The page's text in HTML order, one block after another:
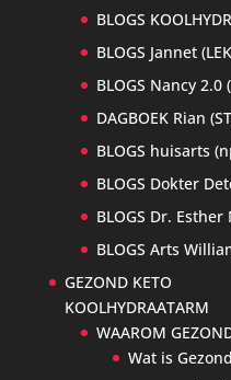
BLOGS
BLOGS Jannet
BLOGS Nancy 2.0
DAGBOEK Rian
BLOGS huisarts
BLOGS Dokter
BLOGS Dr.
BLOGS Arts
GEZOND KETO
KOOLHYDRAATARM
WAAROM
Wat is